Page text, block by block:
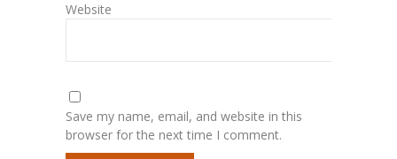
Website
Save my name, email, and website in this
browser for the next time I comment.